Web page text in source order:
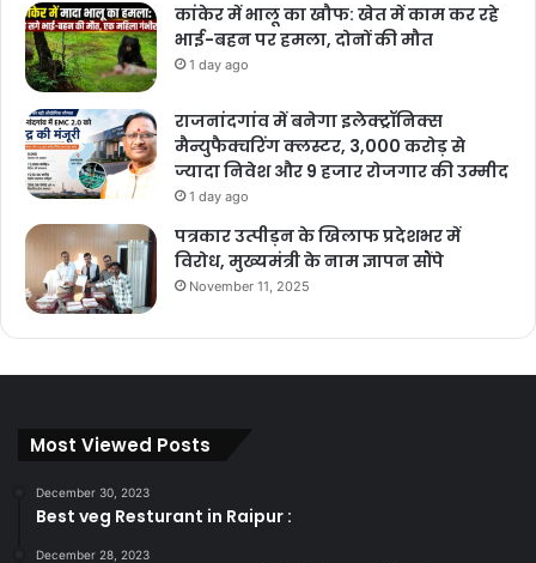
कांकेर में भालू का खौफ: खेत में काम कर रहे
भाई-बहन पर हमला, दोनों की मौत
1 day ago
राजनांदगांव में बनेगा इलेक्ट्रॉनिक्स
मैन्युफैक्चरिंग क्लस्टर, 3,000 करोड़ से
ज्यादा निवेश और 9 हजार रोजगार की उम्मीद
1 day ago
पत्रकार उत्पीड़न के खिलाफ प्रदेशभर में
विरोध, मुख्यमंत्री के नाम ज्ञापन सौंपे
November 11, 2025
Most Viewed Posts
December 30, 2023
Best veg Resturant in Raipur :
December 28, 2023